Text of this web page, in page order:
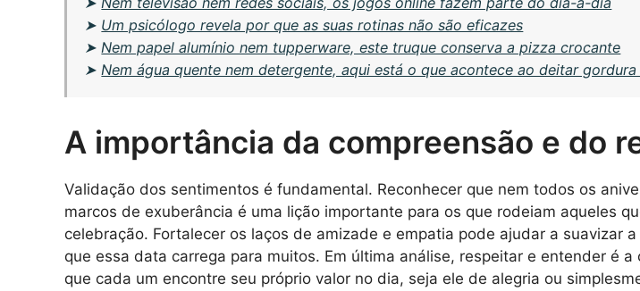
➤ Um psicólogo revela por que as suas rotinas não são eficazes
➤ Nem papel alumínio nem tupperware, este truque conserva a pizza crocante
➤ Nem água quente nem detergente, aqui está o que acontece ao deitar gordura
A importância da compreensão e do
Validação dos sentimentos é fundamental. Reconhecer que nem todos os
marcos de exuberância é uma lição importante para os que rodeiam aqueles
celebração. Fortalecer os laços de amizade e empatia pode ajudar a suavizar
que essa data carrega para muitos. Em última análise, respeitar e entender é a
que cada um encontre seu próprio valor no dia, seja ele de alegria ou